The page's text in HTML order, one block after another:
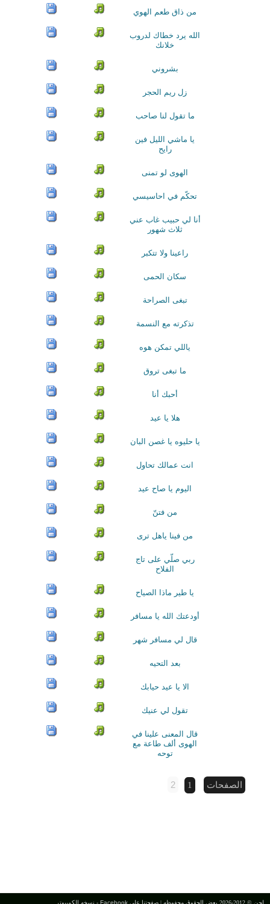
من ذاق طعم الهوي
الله يرد خطاك لدروب
خلانك
بشروني
زل ريم الحجر
ما تقول لنا صاحب
يا ماشي الليل فين
رايح
الهوى لو تمنى
تحكّم في احاسيسي
أنا لي حبيب غاب عني
ثلاث شهور
راعينا ولا تتكبر
سكان الحمى
تبغى الصراحة
تذكرته مع النسمة
ياللي تمكن هوه
ما تبغى تروق
أحبك أنا
هلا يا عيد
يا حليوه يا غصن البان
انت عمالك تحاول
اليوم يا صاح عيد
من فتنّ
من فينا ياهل ترى
ربي صلّي على تاج
الفلاح
يا طير ماذا الصياح
أودعتك الله يا مسافر
قال لي مسافر شهر
بعد التحيه
الا يا عيد حيابك
تقول لي عنيك
قال المعنى علينا في
الهوى ألف طاعة مع
توحه
الصفحات 1
2
لحن © 2012-2026 بعض الحقوق محفوظه | صفحتنا على Facebook - نسخه الكمبيوتر